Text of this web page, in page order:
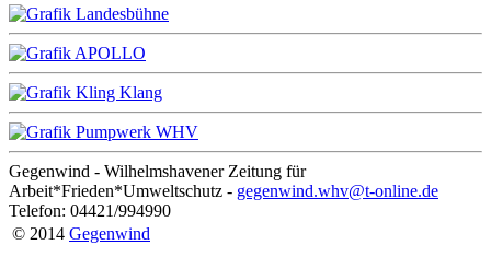
Gegenwind - Wilhelmshavener Zeitung für
Arbeit*Frieden*Umweltschutz - gegenwind.whv@t-online.de
Telefon: 04421/994990
© 2014 Gegenwind